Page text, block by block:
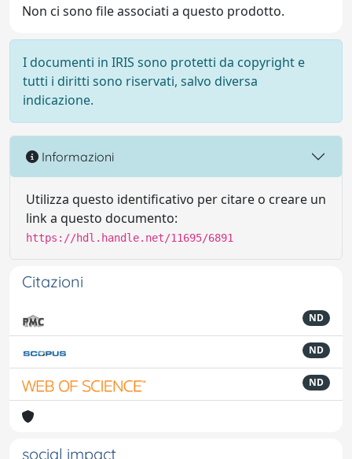
Non ci sono file associati a questo prodotto.
I documenti in IRIS sono protetti da copyright e
tutti i diritti sono riservati, salvo diversa
indicazione.
Informazioni
Utilizza questo identificativo per citare o creare un
link a questo documento:
https://hdl.handle.net/11695/6891
Citazioni
ND
ND
ND
social impact